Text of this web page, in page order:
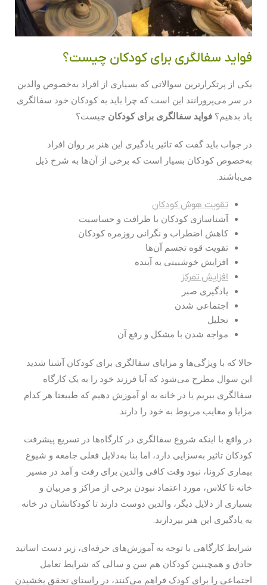
فواید سفالگری برای کودکان چیست؟
یکی از پرتکرارترین سوالاتی که بسیاری از افراد به‌خصوص والدین
در سر می‌پرورانند این است که چرا باید به کودکان خود سفالگری
یاد بدهیم؟ فواید سفالگری برای کودکان چیست؟
در جواب باید گفت که تاثیر یادگیری این هنر بر روان افراد
به‌خصوص کودکان بسیار است که برخی از آن‌ها به شرح ذیل
می‌باشند.
تقویت هوش کودکان
آشناسازی کودکان با ظرافت و حساسیت
کاهش اضطراب و نگرانی روزمره کودکان
تقویت قوه تجسم آن‌ها
افزایش خوشبینی به آینده
افزایش تمرکز
یادگیری صبر
اجتماعی شدن
تحلیل
مواجه شدن با مشکل و رفع آن
حالا که با ویژگی‌ها و مزایای سفالگری برای کودکان آشنا شدید
این سوال مطرح می‌شود که آیا فرزند خود را به یک کارگاه
سفالگری ببریم یا در خانه به او آموزش دهیم که طبیعتا هر کدام
مزایا و معایب مربوط به خود را دارند.
در واقع با اینکه شروع سفالگری در کارگاه‌ها در تسریع پیشرفت
کودکان تاثیر به‌سزایی دارد، اما بنا به‌دلایل فعلی جامعه و شیوع
بیماری کرونا، نبود وقت کافی والدین برای رفت و آمد در مسیر
خانه تا کلاس، مورد اعتماد نبودن برخی از مراکز و مربیان و
بسیاری از دلایل دیگر، والدین دوست دارند تا کودکانشان در خانه
به یادگیری این هنر بپردازند.
شرایط کارگاهی با توجه به آموزش‌های حرفه‌ای، زیر دست اساتید
حاذق و همچینین کودکان هم سن و سالی که شرایط تعامل
اجتماعی را برای کودک فراهم می‌کنند، در راستای تحقق بخشیدن